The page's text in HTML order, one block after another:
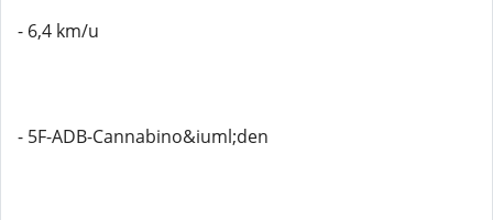
- 6,4 km/u
- 5F-ADB-Cannabino&iuml;den